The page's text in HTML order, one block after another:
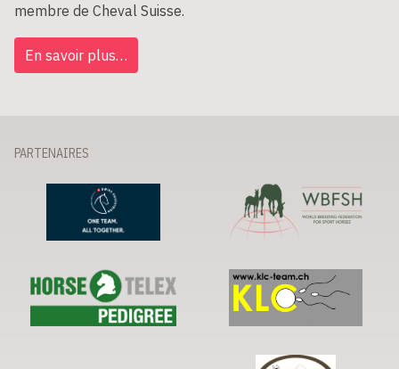
membre de Cheval Suisse.
En savoir plus…
PARTENAIRES